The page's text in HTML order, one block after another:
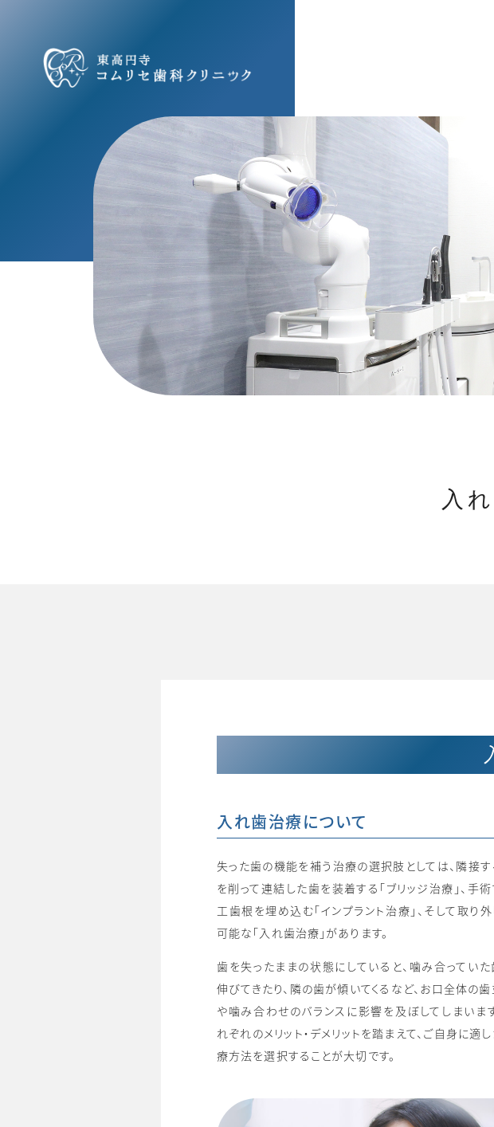
入
入れ歯治療について
失った歯の機能を補う治療の選択肢としては、隣接
を削って連結した歯を装着する「ブリッジ治療」、手
工歯根を埋め込む「インプラント治療」、そして取り
可能な「入れ歯治療」があります。
歯を失ったままの状態にしていると、噛み合ってい
伸びてきたり、隣の歯が傾いてくるなど、お口全体の
や噛み合わせのバランスに影響を及ぼしてしまいま
れぞれのメリット・デメリットを踏まえて、ご自身に適
療方法を選択することが大切です。